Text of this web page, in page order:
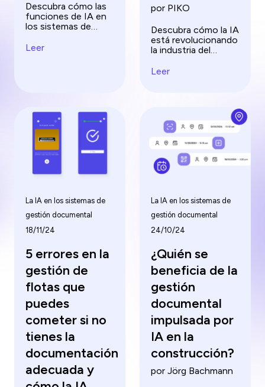
Descubra cómo las
funciones de IA en
los sistemas de
documentos
soluciones de IA de
vanguardia.
Leer
por PIKO
Descubra cómo la IA
está revolucionando
la industria del
con mantenimiento
alquileres.
Leer
La IA en los sistemas de
gestión documental
18/11/24
5 errores en la
gestión de
flotas que
puedes
cometer si no
tienes la
documentación
adecuada y
La IA en los sistemas de
gestión documental
24/10/24
¿Quién se
beneficia de la
gestión
documental
impulsada por
IA en la
construcción?
por Jörg Bachmann